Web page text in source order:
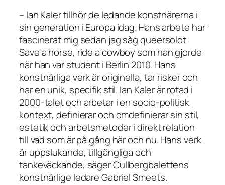
– Ian Kaler tillhör de ledande konstnärerna i
sin generation i Europa idag. Hans arbete har
fascinerat mig sedan jag såg queersolot
Save a horse, ride a cowboy som han gjorde
när han var student i Berlin 2010. Hans
konstnärliga verk är originella, tar risker och
har en unik, specifik stil. Ian Kaler är rotad i
2000-talet och arbetar i en socio-politisk
kontext, definierar och omdefinierar sin stil,
estetik och arbetsmetoder i direkt relation
till vad som är på gång här och nu. Hans verk
är uppslukande, tillgängliga och
tankeväckande, säger Cullbergbalettens
konstnärlige ledare Gabriel Smeets.